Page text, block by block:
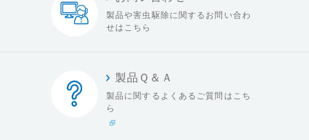
製品や害虫駆除に関する お問い合わ
せはこちら
製品Ｑ＆Ａ
製品に関するよくある ご質問はこち
ら